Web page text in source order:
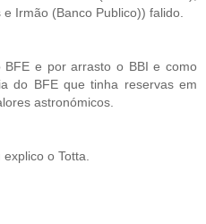
Irmão (Banco Publico)) falido.
BFE e por arrasto o BBI e como
do BFE que tinha reservas em
astronómicos.
o Totta.